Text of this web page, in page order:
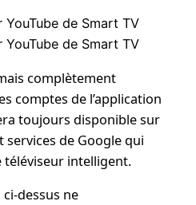
complètement
comptes de l’application
toujours disponible sur
services de Google qui
intelligent.
dessus ne